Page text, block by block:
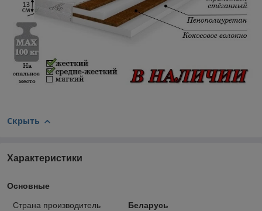
Скрыть
Характеристики
Основные
Страна производитель
Беларусь